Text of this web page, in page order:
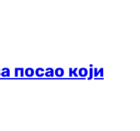
посао који